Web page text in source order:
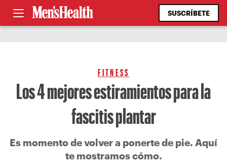
SUSCRÍBETE
FITNESS
Los 4 mejores estiramientos para la
fascitis plantar
Es momento de volver a ponerte de pie. Aquí
te mostramos cómo.